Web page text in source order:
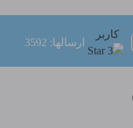
کاربر
ارسالها: 3592